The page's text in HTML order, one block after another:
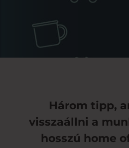
Három tipp,
visszaállni a
hosszú home